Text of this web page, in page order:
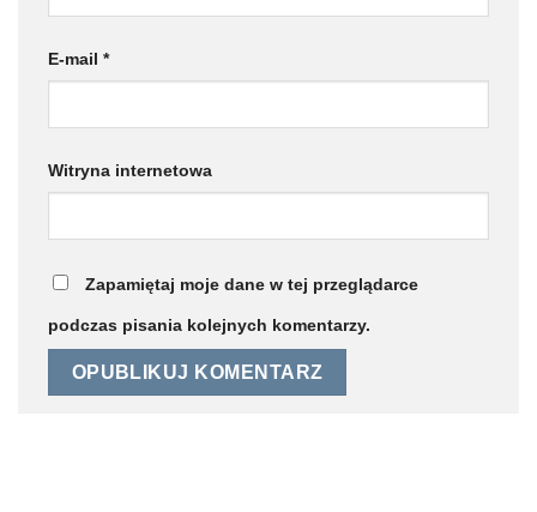
E-mail *
Witryna internetowa
Zapamiętaj moje dane w tej przeglądarce
podczas pisania kolejnych komentarzy.